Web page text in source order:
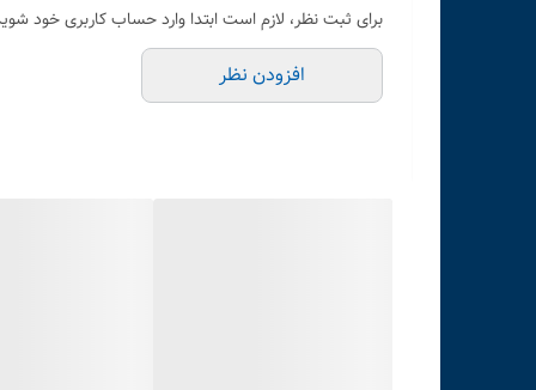
برای ثبت نظر، لازم است ابتدا وارد حساب کاربری خود
افزودن نظر